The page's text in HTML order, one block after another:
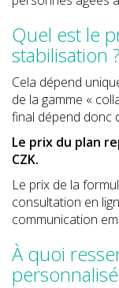
Quel est le
stabilisation ?
Cela dépend
de la gamme «
final dépend donc
Le prix du plan
CZK.
Le prix de la
consultation en
communication
À quoi